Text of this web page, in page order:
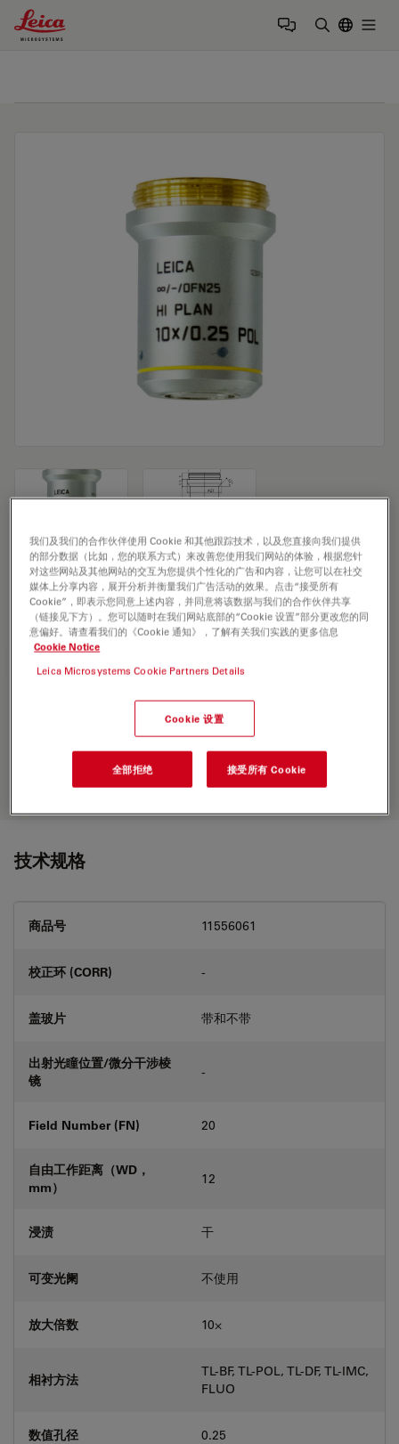
Leica Microsystems Logo
Microscope Objective HI PLAN 10x/0,25
POL
索取报价
Discover the perfect solution. Explore
ourObjective Finder, compare
alternatives, and find the best fit for
your needs.
技术规格
商品号 11556061
校正环 (CORR) -
盖玻片 带和不带
出射光瞳位置/微分干涉棱
镜
-
Field Number (FN) 20
自由工作距离（WD，
mm）
12
浸渍 干
可变光阑 不使用
放大倍数 10⨉
相衬方法
TL-BF, TL-POL, TL-DF, TL-IMC,
FLUO
数值孔径 0.25
我们及我们的合作伙伴使用 Cookie 和其他跟踪技术，以及您直接向我们提供
的部分数据（比如，您的联系方式）来改善您使用我们网站的体验，根据您针
对这些网站及其他网站的交互为您提供个性化的广告和内容，让您可以在社交
媒体上分享内容，展开分析并衡量我们广告活动的效果。点击“接受所有
Cookie”，即表示您同意上述内容，并同意将该数据与我们的合作伙伴共享
（链接见下方）。您可以随时在我们网站底部的“Cookie 设置”部分更改您的同
意偏好。请查看我们的《Cookie 通知》，了解有关我们实践的更多信息
Cookie Notice
Leica Microsystems Cookie Partners Details
Cookie 设置
全部拒绝 接受所有 Cookie